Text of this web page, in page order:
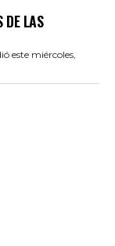
DE LAS
este miércoles,